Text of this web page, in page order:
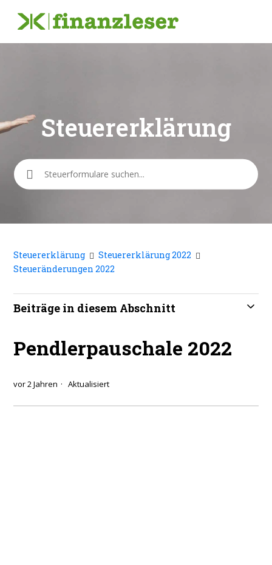
Steuererklärung
Suche
Steuererklärung
Steuererklärung 2022
Steueränderungen 2022
Beiträge in diesem Abschnitt
Pendlerpauschale 2022
vor 2 Jahren Aktualisiert